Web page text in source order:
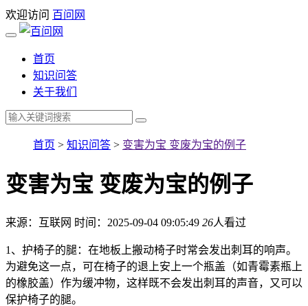
欢迎访问 百问网
首页
知识问答
关于我们
首页 > 知识问答 > 变害为宝 变废为宝的例子
变害为宝 变废为宝的例子
来源：互联网 时间：2025-09-04 09:05:49 26人看过
1、护椅子的腿：在地板上搬动椅子时常会发出刺耳的响声。
为避免这一点，可在椅子的退上安上一个瓶盖（如青霉素瓶上
的橡胶盖）作为缓冲物，这样既不会发出刺耳的声音，又可以
保护椅子的腿。